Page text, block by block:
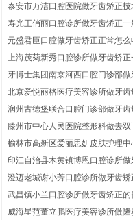
绍-牙齿矫正项目恢复案例点评
泰安市万洁口腔医院做牙齿矫正技
点简介|术后案例揭秘,带近4个季度
标准,医院优势盘点
寿光王俏丽口腔诊所做牙齿矫正一
什么费用?牙齿矫正医生术后体验日
评价！体验过程！附近3个月参考价
元盛君臣口腔做牙齿矫正正常怎么
价格？术后案例感受分享，附近3个
度参考费用-医院擅长
上海茂菊新秀口腔诊所做牙齿矫正
价位？牙齿矫正项目案例细节评价
生详情_体验感受分享
牙博士集团南京河西口腔门诊部做
矫正专业风格介绍-医院实力简介,牙
矫正医生案例日记点评,带近期价格
北京爱悦丽格医疗美容诊所做牙齿
专业水准概览~案例盘点!医生简介~
院优势
润州古德堡联合口腔门诊部做牙齿
手术等级简介|牙齿矫正项目术后体
受评价|医生简介_医院优势
滕州市中心人民医院整形科做去双
专业水准一览-去双下巴医生体验日
评_带近1年价格标准!医院擅长
榆林市高新区爱丽思妍皮肤护理中
牙齿矫正需要多少钱啊？医院优势,
1年特价-牙齿矫正项目体验记录评
印江自治县木黄镇博恩口腔诊所做
矫正费用价格具体多少?附近价格,
优势,案例细节分享
澄迈老城谢小芳口腔诊所做牙齿矫
用价钱详情?牙齿矫正医生案例过程
价!医生优势介绍-医院详情
武昌镇小兰口腔诊所做牙齿矫正的
价格是多少？医生介绍_带近期优惠
格~牙齿矫正项目案例日记评价
威海星范董立鹏医疗美容诊所做隆